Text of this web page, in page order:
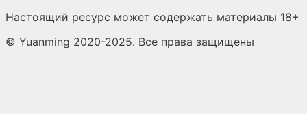
Настоящий ресурс может содержать материалы 18+
© Yuanming 2020-2025. Все права защищены